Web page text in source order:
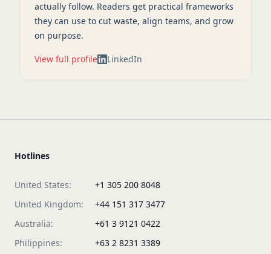
actually follow. Readers get practical frameworks
they can use to cut waste, align teams, and grow
on purpose.
View full profile LinkedIn
Hotlines
United States:
+1 305 200 8048
United Kingdom:
+44 151 317 3477
Australia:
+61 3 9121 0422
Philippines:
+63 2 8231 3389